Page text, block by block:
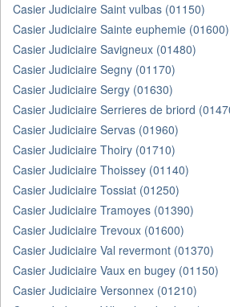
Casier Judiciaire Saint vulbas (01150)
Casier Judiciaire Sainte euphemie (01600)
Casier Judiciaire Savigneux (01480)
Casier Judiciaire Segny (01170)
Casier Judiciaire Sergy (01630)
Casier Judiciaire Serrieres de briord
Casier Judiciaire Servas (01960)
Casier Judiciaire Thoiry (01710)
Casier Judiciaire Thoissey (01140)
Casier Judiciaire Tossiat (01250)
Casier Judiciaire Tramoyes (01390)
Casier Judiciaire Trevoux (01600)
Casier Judiciaire Val revermont (01370)
Casier Judiciaire Vaux en bugey (01150)
Casier Judiciaire Versonnex (01210)